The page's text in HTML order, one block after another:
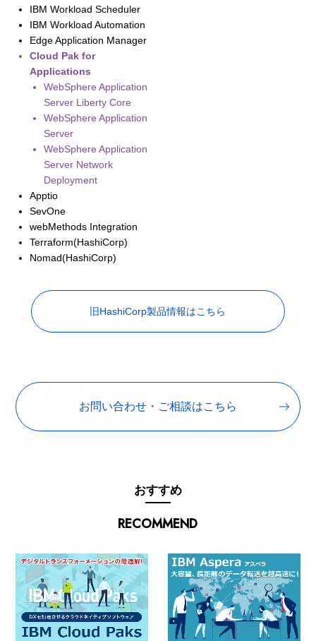
IBM Workload Scheduler
IBM Workload Automation
Edge Application Manager
Cloud Pak for
Applications
WebSphere Application
Server Liberty Core
WebSphere Application
Server
WebSphere Application
Server Network
Deployment
Apptio
SevOne
webMethods Integration
Terraform(HashiCorp)
Nomad(HashiCorp)
旧HashiCorp製品情報はこちら
お問い合わせ・ご相談はこちら
RECOMMEND
おすすめ